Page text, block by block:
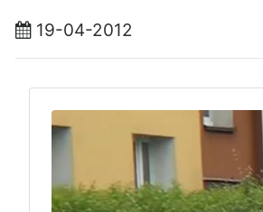
19-04-2012